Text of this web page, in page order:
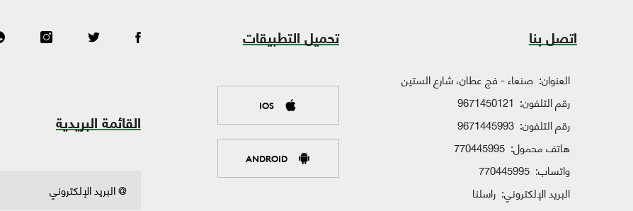
اتصل بنا
العنوان: صنعاء - فج عطان، شارع الستين
رقم التلفون: 9671450121
رقم التلفون: 9671445993
هاتف محمول: 770445995
واتساب: 770445995
البريد الإلكتروني: راسلنا
تحميل التطبيقات
IOS
ANDROID
القائمة البريدية